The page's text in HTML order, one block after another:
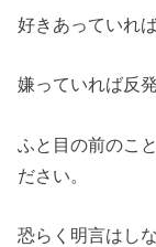
好きあっていれ
嫌っていれば反
ふと目の前のこ
ださい。
恐らく明言はし